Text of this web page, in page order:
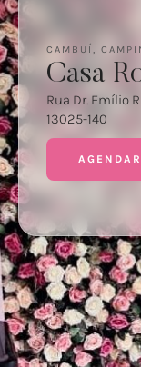
CAMBUÍ,
Casa
Rua Dr. Emílio
13025-140